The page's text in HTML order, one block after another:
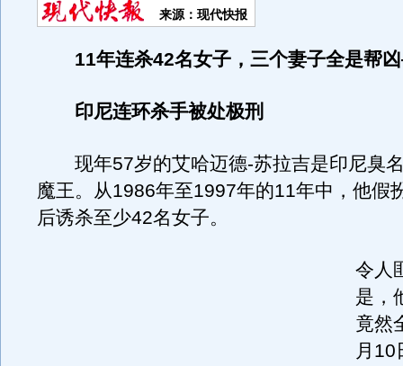
来源：现代快报
11年连杀42名女子，三个妻子全是帮
印尼连环杀手被处极刑
现年57岁的艾哈迈德-苏拉吉是印尼臭
魔王。从1986年至1997年的11年中，他假
后诱杀至少42名女子。
令人
是，
竟然
月10